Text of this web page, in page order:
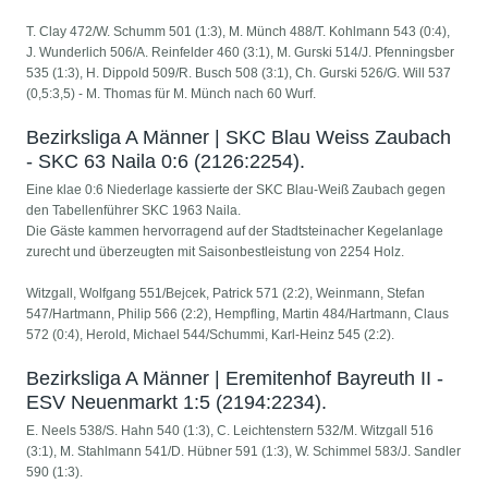
T. Clay 472/W. Schumm 501 (1:3), M. Münch 488/T. Kohlmann 543 (0:4),
J. Wunderlich 506/A. Reinfelder 460 (3:1), M. Gurski 514/J. Pfenningsber
535 (1:3), H. Dippold 509/R. Busch 508 (3:1), Ch. Gurski 526/G. Will 537
(0,5:3,5) - M. Thomas für M. Münch nach 60 Wurf.
Bezirksliga A Männer | SKC Blau Weiss Zaubach
- SKC 63 Naila 0:6 (2126:2254).
Eine klae 0:6 Niederlage kassierte der SKC Blau-Weiß Zaubach gegen
den Tabellenführer SKC 1963 Naila.
Die Gäste kammen hervorragend auf der Stadtsteinacher Kegelanlage
zurecht und überzeugten mit Saisonbestleistung von 2254 Holz.
Witzgall, Wolfgang 551/Bejcek, Patrick 571 (2:2), Weinmann, Stefan
547/Hartmann, Philip 566 (2:2), Hempfling, Martin 484/Hartmann, Claus
572 (0:4), Herold, Michael 544/Schummi, Karl-Heinz 545 (2:2).
Bezirksliga A Männer | Eremitenhof Bayreuth II -
ESV Neuenmarkt 1:5 (2194:2234).
E. Neels 538/S. Hahn 540 (1:3), C. Leichtenstern 532/M. Witzgall 516
(3:1), M. Stahlmann 541/D. Hübner 591 (1:3), W. Schimmel 583/J. Sandler
590 (1:3).